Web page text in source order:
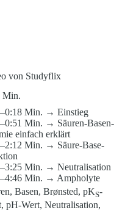
von Studyflix
Min.
Min. → Einstieg
Min. → Säuren-Basen-
einfach erklärt
Min. → Säure-Base-
Min. → Neutralisation
Min. → Ampholyte
Basen, Brønsted, pKS-
pH-Wert, Neutralisation,